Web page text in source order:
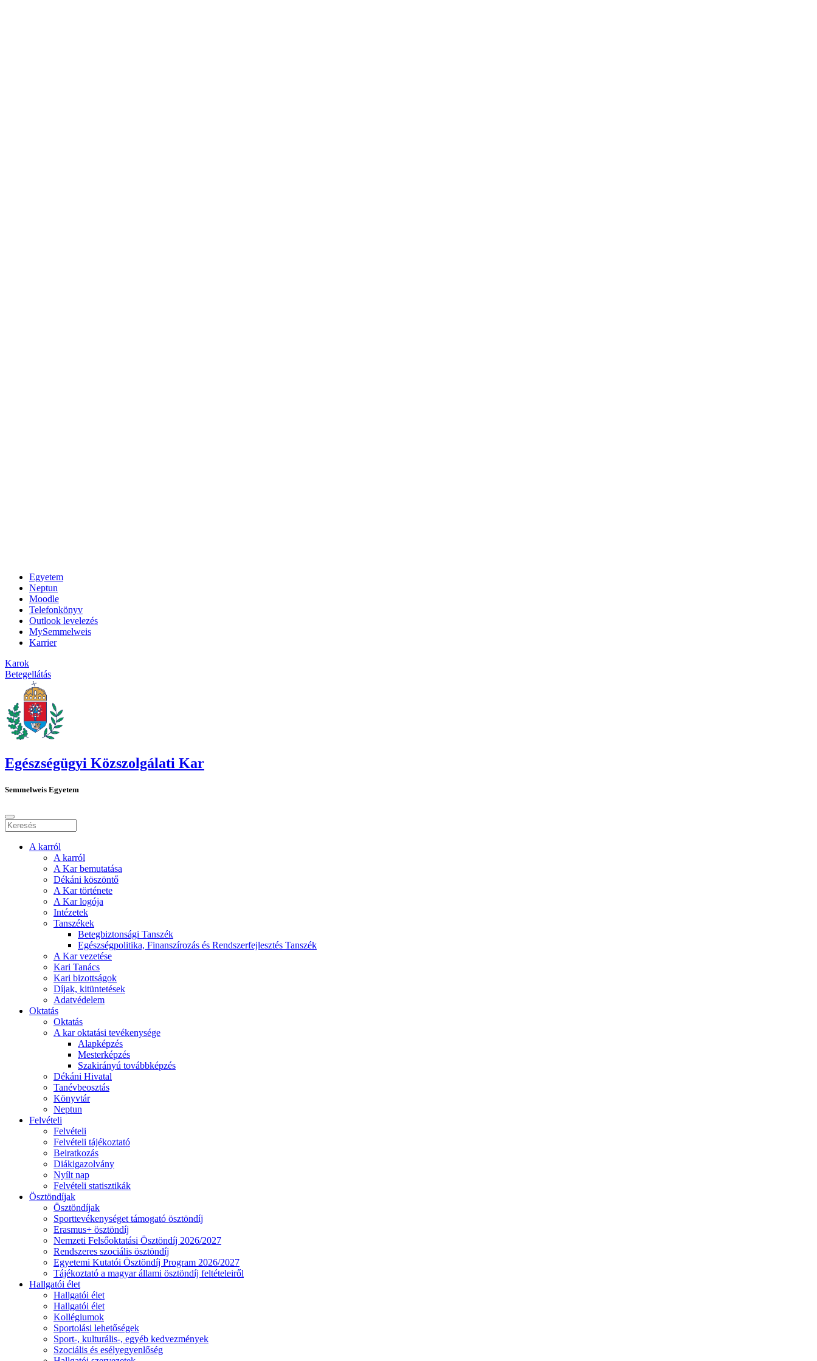
Egyetem
Neptun
Moodle
Telefonkönyv
Outlook levelezés
MySemmelweis
Karrier
Karok
Betegellátás
Egészségügyi Közszolgálati Kar
Semmelweis Egyetem
A karról
A karról
A Kar bemutatása
Dékáni köszöntő
A Kar története
A Kar logója
Intézetek
Tanszékek
Betegbiztonsági Tanszék
Egészségpolitika, Finanszírozás és Rendszerfejlesztés Tanszék
A Kar vezetése
Kari Tanács
Kari bizottságok
Díjak, kitüntetések
Adatvédelem
Oktatás
Oktatás
A kar oktatási tevékenysége
Alapképzés
Mesterképzés
Szakirányú továbbképzés
Dékáni Hivatal
Tanévbeosztás
Könyvtár
Neptun
Felvételi
Felvételi
Felvételi tájékoztató
Beiratkozás
Diákigazolvány
Nyílt nap
Felvételi statisztikák
Ösztöndíjak
Ösztöndíjak
Sporttevékenységet támogató ösztöndíj
Erasmus+ ösztöndíj
Nemzeti Felsőoktatási Ösztöndíj 2026/2027
Rendszeres szociális ösztöndíj
Egyetemi Kutatói Ösztöndíj Program 2026/2027
Tájékoztató a magyar állami ösztöndíj feltételeiről
Hallgatói élet
Hallgatói élet
Hallgatói élet
Kollégiumok
Sportolási lehetőségek
Sport-, kulturális-, egyéb kedvezmények
Szociális és esélyegyenlőség